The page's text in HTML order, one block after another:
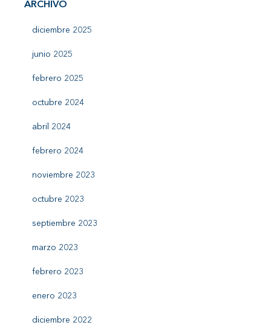
ARCHIVO
diciembre 2025
junio 2025
febrero 2025
octubre 2024
abril 2024
febrero 2024
noviembre 2023
octubre 2023
septiembre 2023
marzo 2023
febrero 2023
enero 2023
diciembre 2022